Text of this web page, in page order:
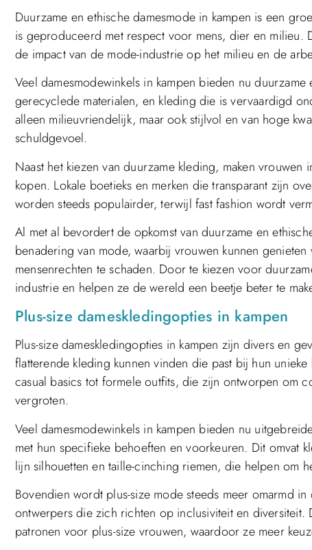
Duurzame en ethische damesmode in kampen is een
is geproduceerd met respect voor mens, dier en
de impact van de mode-industrie op het milieu en de
Veel damesmodewinkels in kampen bieden nu
gerecyclede materialen, en kleding die is vervaardigd
alleen milieuvriendelijk, maar ook stijlvol en van hoge
schuldgevoel.
Naast het kiezen van duurzame kleding, maken
kopen. Lokale boetieks en merken die transparant zijn
worden steeds populairder, terwijl fast fashion wordt
Al met al bevordert de opkomst van duurzame en
benadering van mode, waarbij vrouwen kunnen
mensenrechten te schaden. Door te kiezen voor
industrie en helpen ze de wereld een beetje beter te
Plus-size dameskledingopties in kampen
Plus-size dameskledingopties in kampen zijn divers en
flatterende kleding kunnen vinden die past bij hun
casual basics tot formele outfits, die zijn ontworpen om
vergroten.
Veel damesmodewinkels in kampen bieden nu
met hun specifieke behoeften en voorkeuren. Dit omvat
lijn silhouetten en taille-cinching riemen, die helpen om
Bovendien wordt plus-size mode steeds meer omarmd
ontwerpers die zich richten op inclusiviteit en
patronen voor plus-size vrouwen, waardoor ze meer